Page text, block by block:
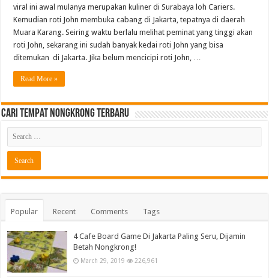
viral ini awal mulanya merupakan kuliner di Surabaya loh Cariers.
Kemudian roti John membuka cabang di Jakarta, tepatnya di daerah
Muara Karang. Seiring waktu berlalu melihat peminat yang tinggi akan
roti John, sekarang ini sudah banyak kedai roti John yang bisa
ditemukan di Jakarta. Jika belum mencicipi roti John, …
Read More »
Cari Tempat Nongkrong Terbaru
Popular Recent Comments Tags
4 Cafe Board Game Di Jakarta Paling Seru, Dijamin
Betah Nongkrong!
March 29, 2019 226,961